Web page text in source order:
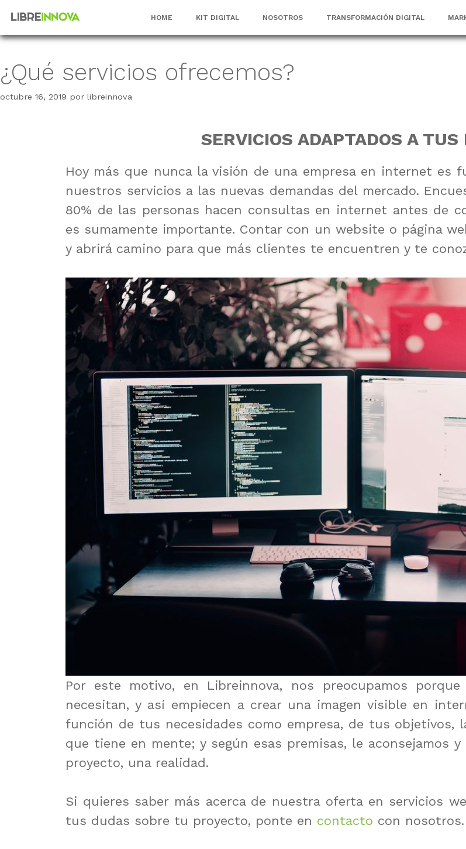
HOME KIT DIGITAL NOSOTROS TRANSFORMACIÓN DIGITAL
¿Qué servicios ofrecemos?
octubre 16, 2019 por libreinnova
SERVICIOS ADAPTADOS A TUS
Hoy más que nunca la visión de una empresa en internet es
nuestros servicios a las nuevas demandas del mercado.
80% de las personas hacen consultas en internet antes de
es sumamente importante. Contar con un website o página
y abrirá camino para que más clientes te encuentren y te
Por este motivo, en Libreinnova, nos preocupamos
necesitan, y así empiecen a crear una imagen visible en
función de tus necesidades como empresa, de tus objetivos,
que tiene en mente; y según esas premisas, le aconsejamos
proyecto, una realidad.
Si quieres saber más acerca de nuestra oferta en servicios
tus dudas sobre tu proyecto, ponte en contacto con nosotros.